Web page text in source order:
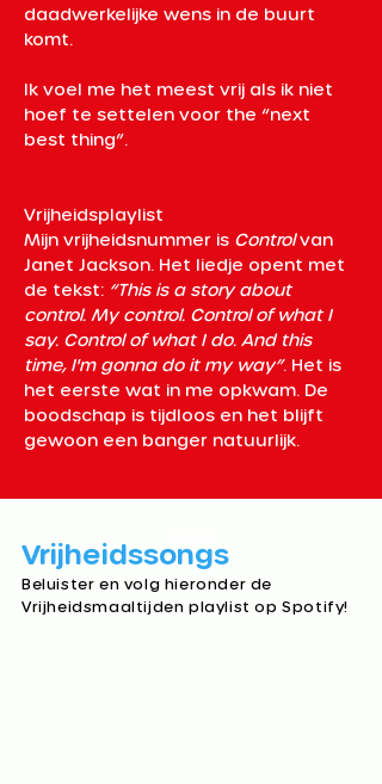
daadwerkelijke wens in de buurt
komt.
Ik voel me het meest vrij als ik niet
hoef te settelen voor the “next
best thing”.
Vrijheidsplaylist
Mijn vrijheidsnummer is Control van
Janet Jackson. Het liedje opent met
de tekst: “This is a story about
control. My control. Control of what I
say. Control of what I do. And this
time, I'm gonna do it my way”. Het is
het eerste wat in me opkwam. De
boodschap is tijdloos en het blijft
gewoon een banger natuurlijk.
Vrijheidssongs​
Beluister en volg hieronder de
Vrijheidsmaaltijden playlist op Spotify!